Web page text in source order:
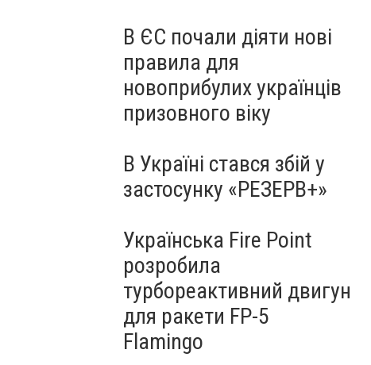
В ЄС почали діяти нові
правила для
новоприбулих українців
призовного віку
В Україні стався збій у
застосунку «РЕЗЕРВ+»
Українська Fire Point
розробила
турбореактивний двигун
для ракети FP-5
Flamingo